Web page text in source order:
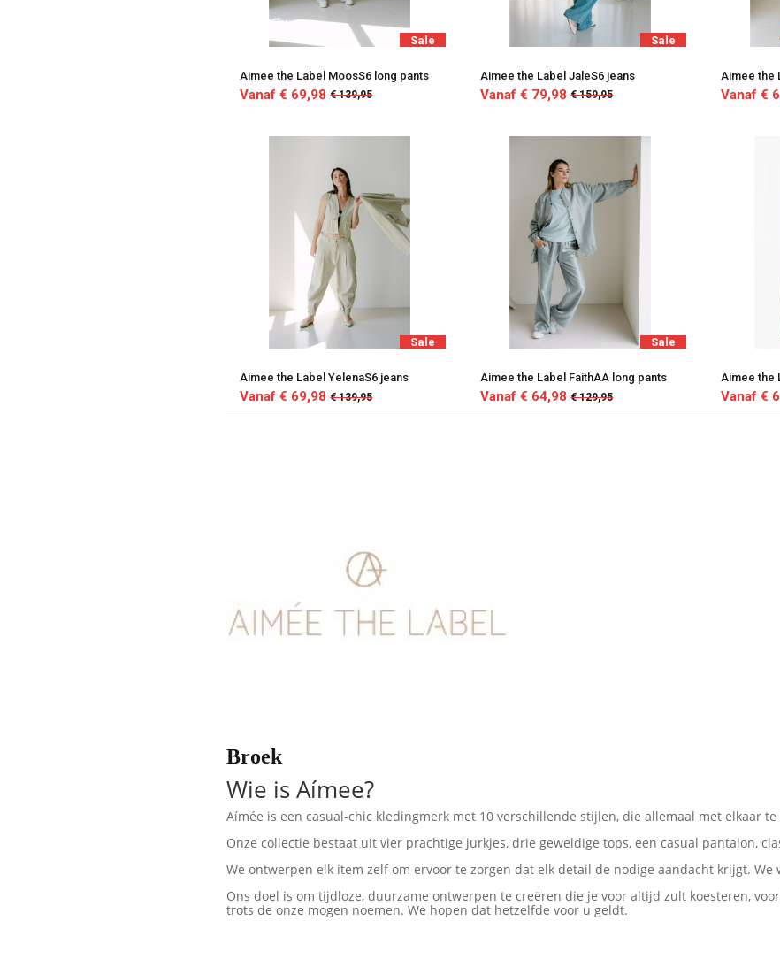
Sale
Aimee the Label MoosS6 long pants
Vanaf € 69,98 € 139,95
Sale
Aimee the Label JaleS6 jeans
Vanaf € 79,98 € 159,95
Aimee the
Vanaf €
Sale
Aimee the Label YelenaS6 jeans
Vanaf € 69,98 € 139,95
Sale
Aimee the Label FaithAA long pants
Vanaf € 64,98 € 129,95
Aimee the
Vanaf €
Broek
Wie is Aímee?
Aímée is een casual-chic kledingmerk met 10 verschillende stijlen, die allemaal met elkaar
Onze collectie bestaat uit vier prachtige jurkjes, drie geweldige tops, een casual pantalon,
We ontwerpen elk item zelf om ervoor te zorgen dat elk detail de nodige aandacht krijgt. We
Ons doel is om tijdloze, duurzame ontwerpen te creëren die je voor altijd zult koesteren,
trots de onze mogen noemen. We hopen dat hetzelfde voor u geldt.